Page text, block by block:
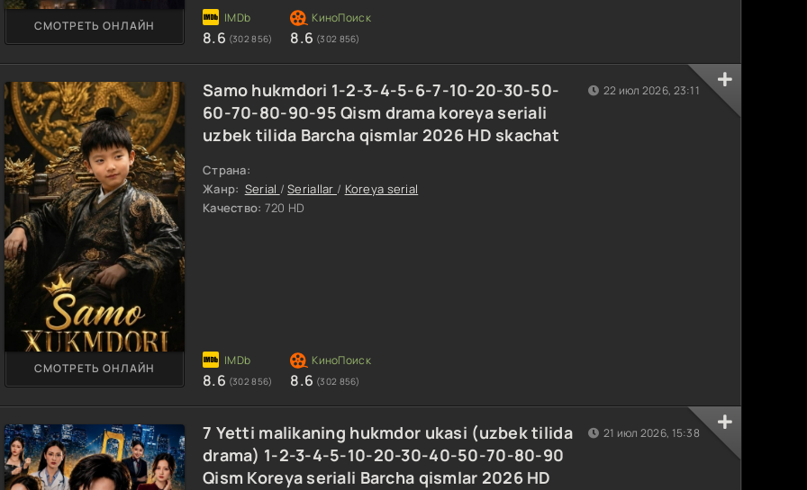
СМОТРЕТЬ ОНЛАЙН
8.6 (302 856) 8.6 (302 856)
Samo hukmdori 1-2-3-4-5-6-7-10-20-30-50-
60-70-80-90-95 Qism drama koreya seriali
uzbek tilida Barcha qismlar 2026 HD skachat
Страна:
Жанр: Serial /Seriallar / Koreya serial
Качество: 720 HD
СМОТРЕТЬ ОНЛАЙН
8.6 (302 856) 8.6 (302 856)
22 июл 2026, 23:11
7 Yetti malikaning hukmdor ukasi (uzbek tilida
drama) 1-2-3-4-5-10-20-30-40-50-70-80-90
Qism Koreya seriali Barcha qismlar 2026 HD
21 июл 2026, 15:38